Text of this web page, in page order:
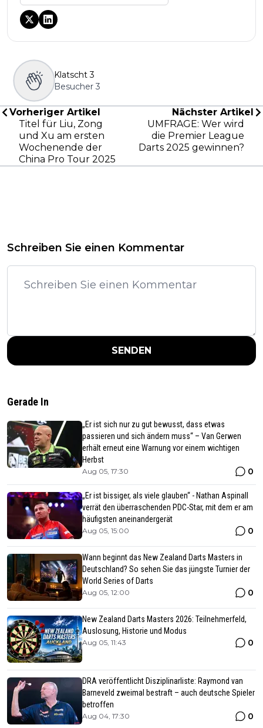
Klatscht 3
Besucher 3
Vorheriger Artikel
Titel für Liu, Zong
und Xu am ersten
Wochenende der
China Pro Tour 2025
Nächster Artikel
UMFRAGE: Wer wird
die Premier League
Darts 2025 gewinnen?
Schreiben Sie einen Kommentar
SENDEN
Gerade In
„Er ist sich nur zu gut bewusst, dass etwas
passieren und sich ändern muss“ – Van Gerwen
erhält erneut eine Warnung vor einem wichtigen
Herbst
Aug 05, 17:30 0
„Er ist bissiger, als viele glauben“ - Nathan Aspinall
verrät den überraschenden PDC-Star, mit dem er am
häufigsten aneinandergerät
Aug 05, 15:00 0
Wann beginnt das New Zealand Darts Masters in
Deutschland? So sehen Sie das jüngste Turnier der
World Series of Darts
Aug 05, 12:00 0
New Zealand Darts Masters 2026: Teilnehmerfeld,
Auslosung, Historie und Modus
Aug 05, 11:43 0
DRA veröffentlicht Disziplinarliste: Raymond van
Barneveld zweimal bestraft – auch deutsche Spieler
betroffen
Aug 04, 17:30 0